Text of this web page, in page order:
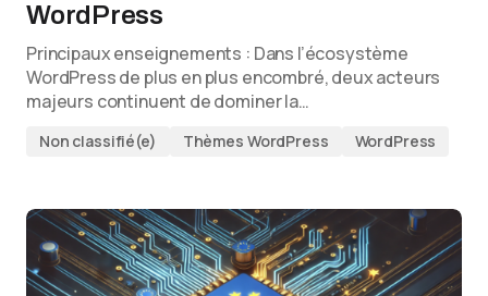
WordPress
Principaux enseignements : Dans l’écosystème
WordPress de plus en plus encombré, deux acteurs
majeurs continuent de dominer la…
Non classifié(e) Thèmes WordPress WordPress